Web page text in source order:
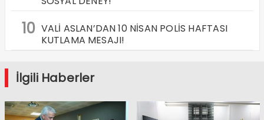
10 VALİ ASLAN’DAN 10 NİSAN POLİS HAFTASI
KUTLAMA MESAJI!
İlgili Haberler